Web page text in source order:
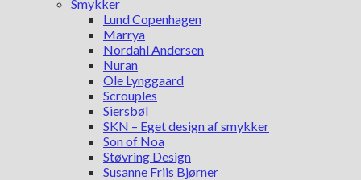
Smykker
Lund Copenhagen
Marrya
Nordahl Andersen
Nuran
Ole Lynggaard
Scrouples
Siersbøl
SKN – Eget design af smykker
Son of Noa
Støvring Design
Susanne Friis Bjørner